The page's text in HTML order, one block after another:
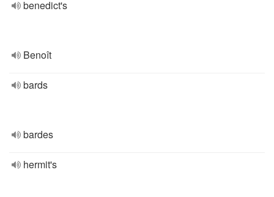
benedict's
Benoît
bards
bardes
hermit's